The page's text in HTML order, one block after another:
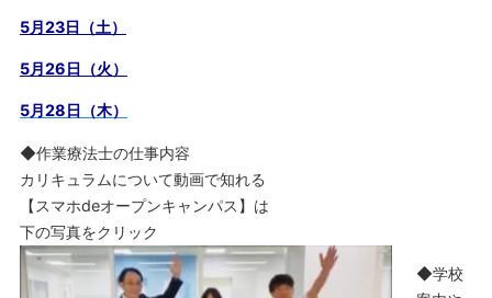
5月23日（土）
5月26日（火）
5月28日（木）
◆作業療法士の仕事内容
カリキュラムについて動画で知れる
【スマホdeオープンキャンパス】は
下の写真をクリック
◆学校